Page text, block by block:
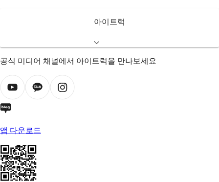
아이트럭
공식 미디어 채널에서 아이트럭을 만나보세요
앱 다운로드